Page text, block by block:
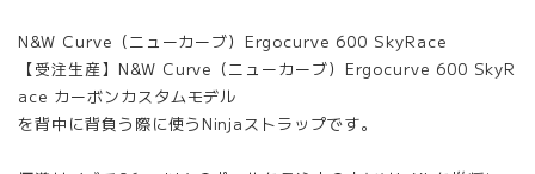
N&W Curve（ニューカーブ）Ergocurve 600 SkyRace
【受注生産】N&W Curve（ニューカーブ）Ergocurve 600 SkyR
ace カーボンカスタムモデル
を背中に背負う際に使うNinjaストラップです。